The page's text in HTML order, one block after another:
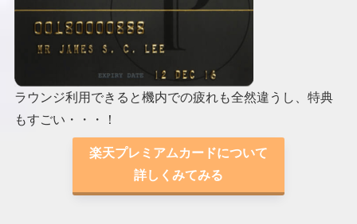
ラウンジ利用できると機内での疲れも全然違うし、特典
もすごい・・・！
楽天プレミアムカードについて
詳しくみてみる